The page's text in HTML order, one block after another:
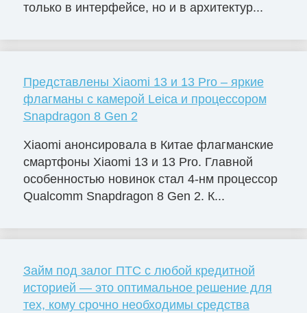
только в интерфейсе, но и в архитектур...
Представлены Xiaomi 13 и 13 Pro – яркие
флагманы с камерой Leica и процессором
Snapdragon 8 Gen 2
Xiaomi анонсировала в Китае флагманские
смартфоны Xiaomi 13 и 13 Pro. Главной
особенностью новинок стал 4-нм процессор
Qualcomm Snapdragon 8 Gen 2. К...
Займ под залог ПТС с любой кредитной
историей — это оптимальное решение для
тех, кому срочно необходимы средства